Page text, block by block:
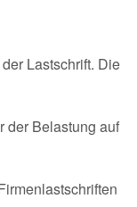
Lastschrift. Die
der Belastung auf